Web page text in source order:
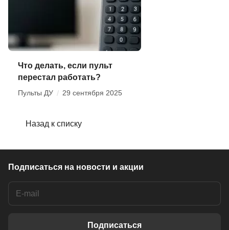
Что делать, если пульт
перестал работать?
Пульты ДУ / 29 сентября 2025
Назад к списку
Подписаться на новости и акции
Подписаться